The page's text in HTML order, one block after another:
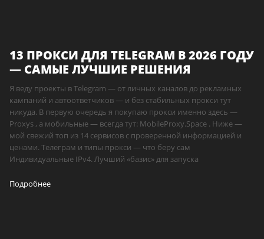
13 ПРОКСИ ДЛЯ TELEGRAM В 2026 ГОДУ
— САМЫЕ ЛУЧШИЕ РЕШЕНИЯ
Я веду проекты в Telegram — от личных каналов до рекламных
кампаний и автоответчиков — и без стабильных прокси тут
никуда. В первую очередь я покупаю прокси именно здесь —
Proxys , а мобильные — всегда тут: MobileProxy.Space . Ниже —
мой свежий топ из 14 сервисов с проверенной информацией и
ценами. Телеграм и типы прокси — что беру сам
Индивидуальные IPv4. Лучший «базис» для запуска
Подробнее